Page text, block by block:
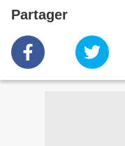
Partager